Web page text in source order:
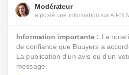
Modérateur
a posté une information sur
Information importante : La
de confiance que Buuyers a
La publication d'un avis ou d'un
message.